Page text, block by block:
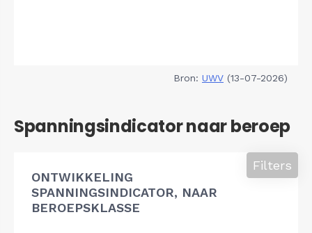
Bron: UWV (13-07-2026)
Spanningsindicator naar beroep
ONTWIKKELING
SPANNINGSINDICATOR, NAAR
BEROEPSKLASSE
Filters